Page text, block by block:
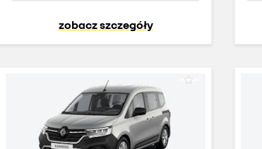
zobacz szczegóły